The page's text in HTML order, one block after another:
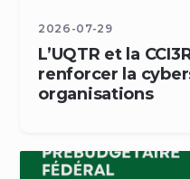
2026-07-29
L’UQTR et la
renforcer la
organisations